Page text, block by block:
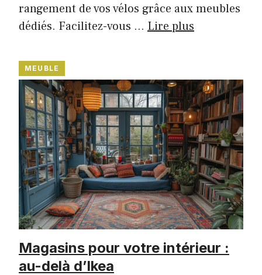
rangement de vos vélos grâce aux meubles
dédiés. Facilitez-vous … Lire plus
MEUBLE
Magasins pour votre intérieur :
au-delà d’Ikea